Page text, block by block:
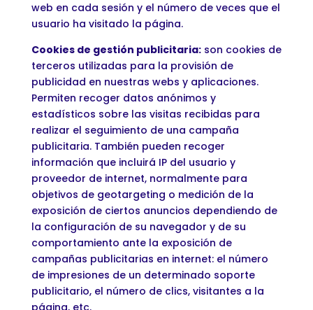
web en cada sesión y el número de veces que el
usuario ha visitado la página.
Cookies de gestión publicitaria:son cookies de
terceros utilizadas para la provisión de
publicidad en nuestras webs y aplicaciones.
Permiten recoger datos anónimos y
estadísticos sobre las visitas recibidas para
realizar el seguimiento de una campaña
publicitaria. También pueden recoger
información que incluirá IP del usuario y
proveedor de internet, normalmente para
objetivos de geotargeting o medición de la
exposición de ciertos anuncios dependiendo de
la configuración de su navegador y de su
comportamiento ante la exposición de
campañas publicitarias en internet: el número
de impresiones de un determinado soporte
publicitario, el número de clics, visitantes a la
página, etc.